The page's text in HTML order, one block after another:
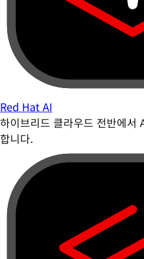
Red Hat AI
하이브리드 클라우드 전반에서
합니다.